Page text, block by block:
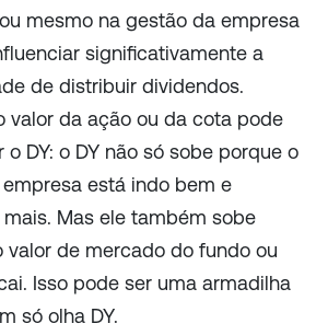
mesmo na gestão da empresa
significativamente a
de distribuir dividendos.
valor da ação ou da cota pode
o DY: o DY não só sobe porque o
está indo bem e
Mas ele também sobe
valor de mercado do fundo ou
Isso pode ser uma armadilha
só olha DY.